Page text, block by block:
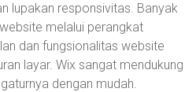
lupakan responsivitas. Banyak
melalui perangkat
dan fungsionalitas website
layar. Wix sangat mendukung
dengan mudah.